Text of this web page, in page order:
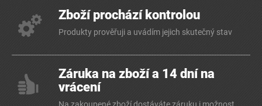
Zboží prochází kontrolou
Produkty prověřuji a uvádím jejich skutečný stav
Záruka na zboží a 14 dní na
vrácení